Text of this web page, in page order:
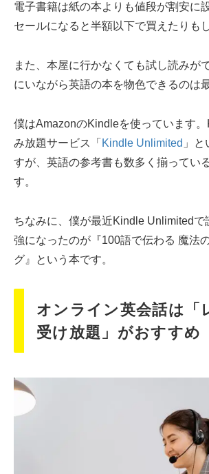
電子書籍は紙の本よりも値段が割安に
セールになると半額以下で買えたりも
また、本屋に行かなくても試し読みが
にいながら英語の本を物色できるのは
僕はAmazonのKindleを使っています
み放題サービス「 Kindle Unlimited 」
すが、英語の参考書も数多く揃ってい
す。
ちなみに、僕が最近Kindle Unlimitedで
強になったのが『100語で伝わる 魔法
グ』という本です。
オンライン英会話は「
受け放題」がおすすめ